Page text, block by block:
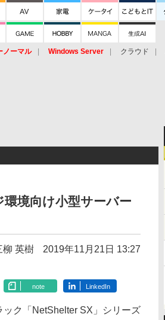
ノーマル Windows Server クラウド
境向け小型サーバー
柳 英樹 2019年11月21日 13:27
note LinkedIn
ク「NetShelter SX」シリーズ